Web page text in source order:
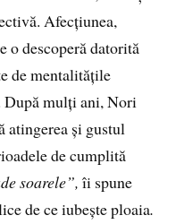
Afecțiunea,
o descoperă datorită
de mentalitățile
După mulți ani, Nori
atingerea și gustul
de cumplită
soarele”,îi spune
de ce iubește ploaia.